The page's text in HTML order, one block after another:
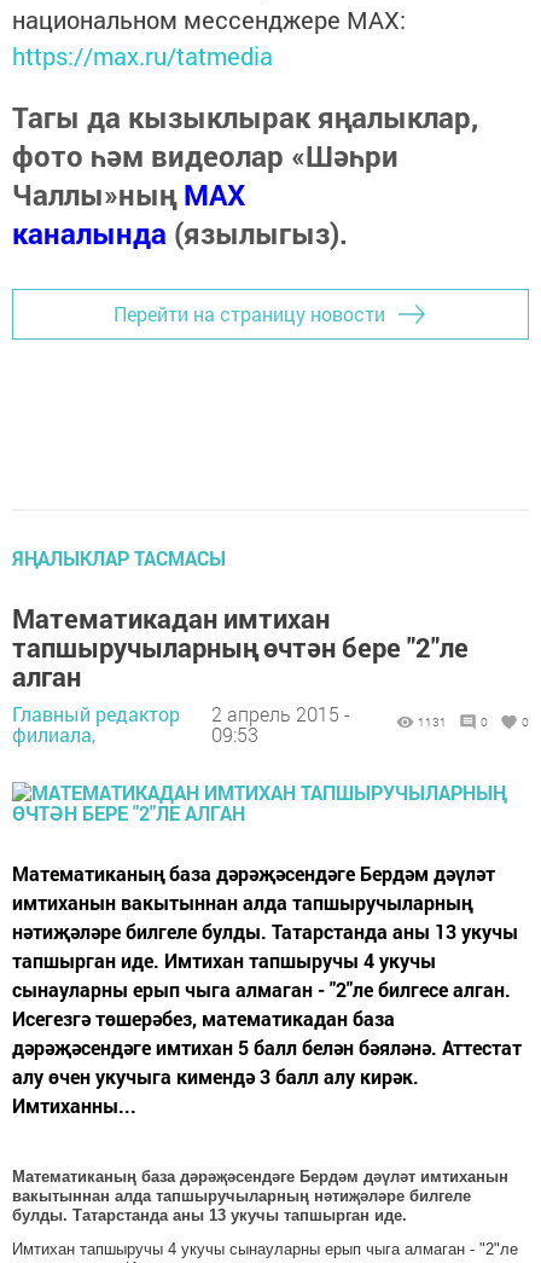
национальном мессенджере MАХ:
https://max.ru/tatmedia
Тагы да кызыклырак яңалыклар,
фото һәм видеолар «Шәһри
Чаллы»ныңMAX
каналында (язылыгыз).
Перейти на страницу новости
ЯҢАЛЫКЛАР ТАСМАСЫ
Математикадан имтихан
тапшыручыларның өчтән бере "2"ле
алган
Главный редактор
филиала,
2 апрель 2015 -
09:53
1131 0 0
Математиканың база дәрәҗәсендәге Бердәм дәүләт
имтиханын вакытыннан алда тапшыручыларның
нәтиҗәләре билгеле булды. Татарстанда аны 13 укучы
тапшырган иде. Имтихан тапшыручы 4 укучы
сынауларны ерып чыга алмаган - "2"ле билгесе алган.
Исегезгә төшерәбез, математикадан база
дәрәҗәсендәге имтихан 5 балл белән бәяләнә. Аттестат
алу өчен укучыга кимендә 3 балл алу кирәк.
Имтиханны...
Математиканың база дәрәҗәсендәге Бердәм дәүләт имтиханын
вакытыннан алда тапшыручыларның нәтиҗәләре билгеле
булды. Татарстанда аны 13 укучы тапшырган иде.
Имтихан тапшыручы 4 укучы сынауларны ерып чыга алмаган - "2"ле